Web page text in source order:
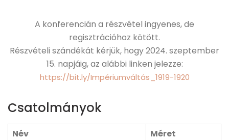
A konferencián a részvétel ingyenes, de
regisztrációhoz kötött.
Részvételi szándékát kérjük, hogy 2024. szeptember
15. napjáig, az alábbi linken jelezze:
https://bit.ly/Impériumváltás_1919-1920
Csatolmányok
Név Méret